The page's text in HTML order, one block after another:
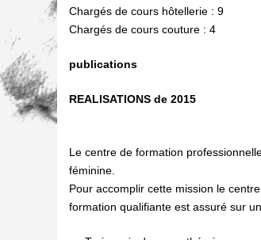
Chargés de cours hôtellerie : 9
Chargés de cours couture : 4
publications
REALISATIONS de 2015
Le centre de formation
féminine.
Pour accomplir cette mission le
formation qualifiante est assuré sur